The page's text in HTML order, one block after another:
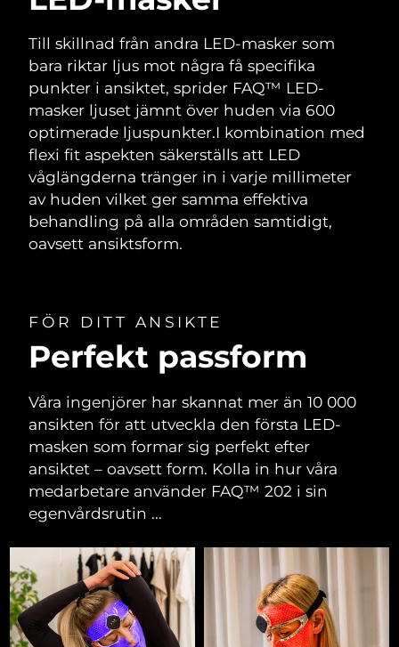
Till skillnad från andra LED-masker som
bara riktar ljus mot några få specifika
punkter i ansiktet, sprider FAQ™ LED-
masker ljuset jämnt över huden via 600
optimerade ljuspunkter.I kombination med
flexi fit aspekten säkerställs att LED
våglängderna tränger in i varje millimeter
av huden vilket ger samma effektiva
behandling på alla områden samtidigt,
oavsett ansiktsform.
FÖR DITT ANSIKTE
Perfekt passform
Våra ingenjörer har skannat mer än 10 000
ansikten för att utveckla den första LED-
masken som formar sig perfekt efter
ansiktet – oavsett form. Kolla in hur våra
medarbetare använder FAQ™ 202 i sin
egenvårdsrutin ...